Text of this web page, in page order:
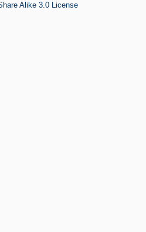
Alike 3.0 License